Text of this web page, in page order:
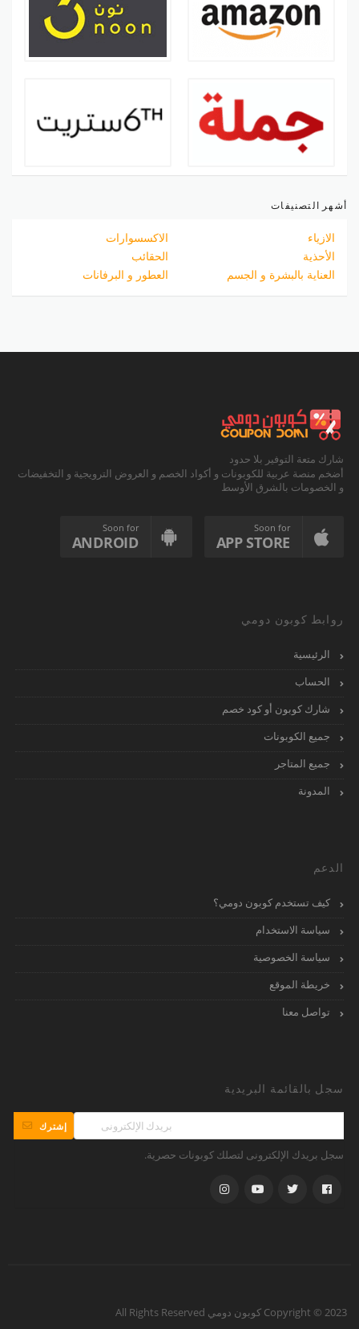
أشهر التصنيفات
الازياء
الاكسسوارات
الأحذية
الحقائب
العناية بالبشرة و الجسم
العطور و البرفانات
شارك متعة التوفير بلا حدود
أضخم منصة عربية للكوبونات و أكواد الخصم و العروض الترويجية و التخفيضات
و الخصومات بالشرق الأوسط
Soon for
APP STORE
Soon for
ANDROID
روابط كوبون دومي
الرئيسية
الحساب
شارك كوبون أو كود خصم
جميع الكوبونات
جميع المتاجر
المدونة
الدعم
كيف تستخدم كوبون دومي؟
سياسة الاستخدام
سياسة الخصوصية
خريطة الموقع
تواصل معنا
سجل بالقائمة البريدية
إشترك
سجل بريدك الإلكترونى لتصلك كوبونات حصرية.
Copyright © 2023 كوبون دومي All Rights Reserved